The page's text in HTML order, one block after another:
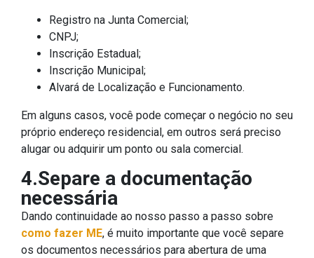
Registro na Junta Comercial;
CNPJ;
Inscrição Estadual;
Inscrição Municipal;
Alvará de Localização e Funcionamento.
Em alguns casos, você pode começar o negócio no seu
próprio endereço residencial, em outros será preciso
alugar ou adquirir um ponto ou sala comercial.
4.Separe a documentação
necessária
Dando continuidade ao nosso passo a passo sobre
como fazer ME, é muito importante que você separe
os documentos necessários para abertura de uma